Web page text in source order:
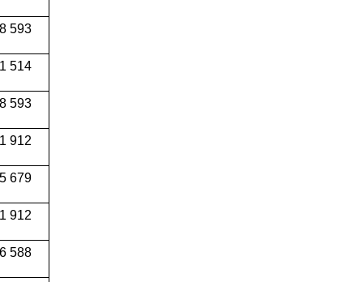
593
514
593
912
679
912
588